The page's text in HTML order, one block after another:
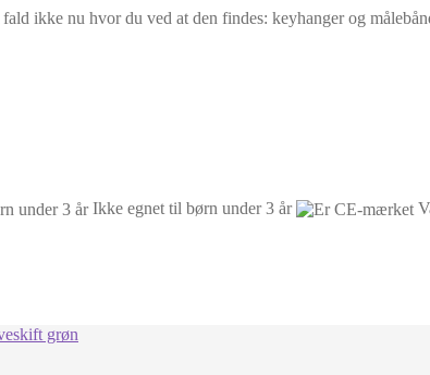
ikke nu hvor du ved at den findes: keyhanger og
Ikke egnet til børn under 3 år